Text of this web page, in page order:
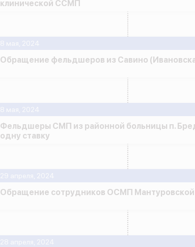
28 апреля, 2024
29 апреля, 2024
Обращение сотрудников ОСМП
8 мая, 2024
Фельдшеры СМП из районной больницы п.
одну ставку
8 мая, 2024
Обращение фельдшеров из Савино
клинической ССМП